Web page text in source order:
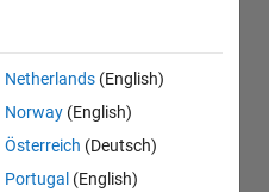
Netherlands (English)
Norway (English)
Österreich (Deutsch)
Portugal (English)